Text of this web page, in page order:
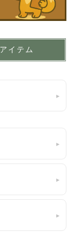
イテム
▸
▸
▸
▸